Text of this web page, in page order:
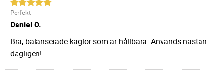
Perfekt
Daniel O.
Bra, balanserade käglor som är hållbara. Används nästan
dagligen!